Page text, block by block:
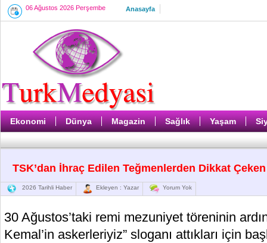
06 Ağustos 2026 Perşembe Anasayfa
Ekonomi Dünya Magazin Sağlık Yaşam
TSK’dan İhraç Edilen Teğmenlerden Dikkat
2026 Tarihli Haber Ekleyen : Yazar Yorum Yok
30 Ağustos’taki remi mezuniyet töreninin
Kemal’in askerleriyiz” sloganı attıkları için